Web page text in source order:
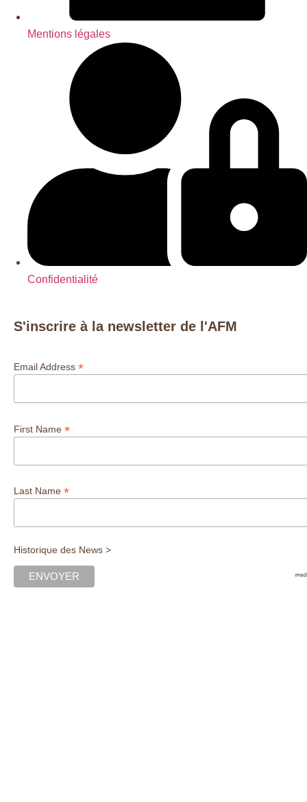
Mentions légales
Confidentialité
S'inscrire à la newsletter de l'AFM
Email Address *
First Name *
Last Name *
Historique des News >